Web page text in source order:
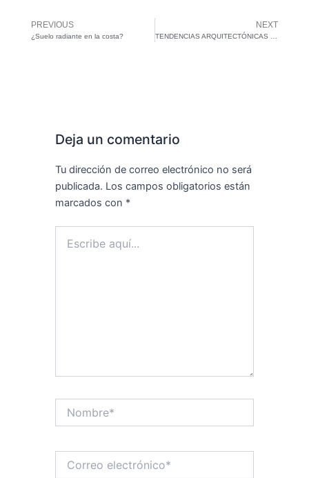
Prev
PREVIOUS
¿Suelo radiante en la costa?
NEXT
TENDENCIAS ARQUITECTÓNICAS 2025
Deja un comentario
Tu dirección de correo electrónico no será
publicada. Los campos obligatorios están
marcados con *
aquí...
electrónico*